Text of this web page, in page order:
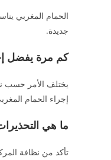
الحمام المغربي
جديدة.
كم مرة يفضل
يختلف الأمر حسب
إجراء الحمام
ما هي
تأكد من نظافة